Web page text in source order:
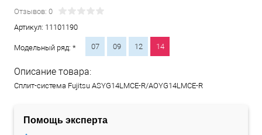
Отзывов: 0
Артикул: 11101190
Модельный ряд: * 07 09 12 14
Описание товара:
Сплит-система Fujitsu ASYG14LMCE-R/AOYG14LMCE-R
Помощь эксперта